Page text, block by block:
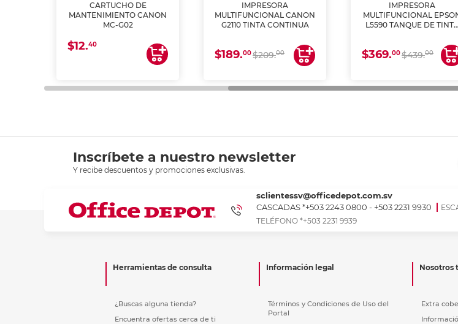
CARTUCHO DE
MANTENIMIENTO CANON
MC-G02
$12.40
IMPRESORA
MULTIFUNCIONAL CANON
G2110 TINTA CONTINUA
$189.00$209.00
IMPRESORA
MULTIFUNCIONAL
L5590 TANQUE DE TINTA
$369.00$439.00
Inscríbete a nuestro newsletter
Y recibe descuentos y promociones exclusivas.
sclientessv@officedepot.com.sv
CASCADAS *+503 2243 0800 - +503 2231 9930
TELÉFONO *+503 2231 9939
Herramientas de consulta
¿Buscas alguna tienda?
Encuentra ofertas cerca de ti
Información legal
Términos y Condiciones de Uso del
Portal
Nosotros
Extra